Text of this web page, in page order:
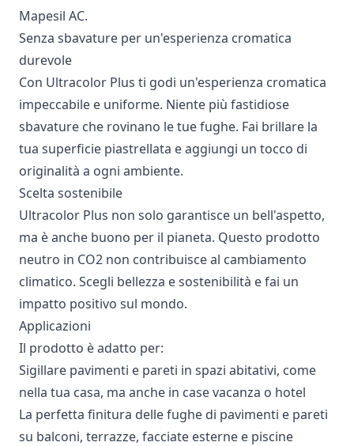
Mapesil AC.
Senza sbavature per un'esperienza cromatica
durevole
Con Ultracolor Plus ti godi un'esperienza cromatica
impeccabile e uniforme. Niente più fastidiose
sbavature che rovinano le tue fughe. Fai brillare la
tua superficie piastrellata e aggiungi un tocco di
originalità a ogni ambiente.
Scelta sostenibile
Ultracolor Plus non solo garantisce un bell'aspetto,
ma è anche buono per il pianeta. Questo prodotto
neutro in CO2 non contribuisce al cambiamento
climatico. Scegli bellezza e sostenibilità e fai un
impatto positivo sul mondo.
Applicazioni
Il prodotto è adatto per:
Sigillare pavimenti e pareti in spazi abitativi, come
nella tua casa, ma anche in case vacanza o hotel
La perfetta finitura delle fughe di pavimenti e pareti
su balconi, terrazze, facciate esterne e piscine